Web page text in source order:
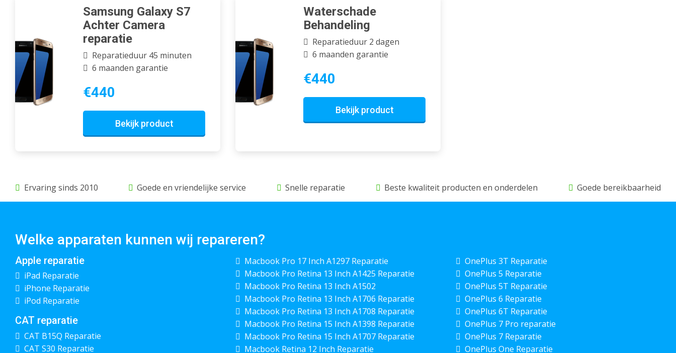
Samsung Galaxy S7
Achter Camera
reparatie
Reparatieduur 45 minuten
6 maanden garantie
€440
Bekijk product
Waterschade
Behandeling
Reparatieduur 2 dagen
6 maanden garantie
€440
Bekijk product
Ervaring sinds 2010 Goede en vriendelijke service Snelle reparatie Beste kwaliteit producten en onderdelen Goede bereikbaarheid
Welke apparaten kunnen wij repareren?
Apple reparatie
iPad Reparatie
iPhone Reparatie
iPod Reparatie
CAT reparatie
CAT B15Q Reparatie
CAT S30 Reparatie
Macbook Pro 17 Inch A1297 Reparatie
Macbook Pro Retina 13 Inch A1425 Reparatie
Macbook Pro Retina 13 Inch A1502
Macbook Pro Retina 13 Inch A1706 Reparatie
Macbook Pro Retina 13 Inch A1708 Reparatie
Macbook Pro Retina 15 Inch A1398 Reparatie
Macbook Pro Retina 15 Inch A1707 Reparatie
Macbook Retina 12 Inch Reparatie
OnePlus 3T Reparatie
OnePlus 5 Reparatie
OnePlus 5T Reparatie
OnePlus 6 Reparatie
OnePlus 6T Reparatie
OnePlus 7 Pro reparatie
OnePlus 7 Reparatie
OnePlus One Reparatie